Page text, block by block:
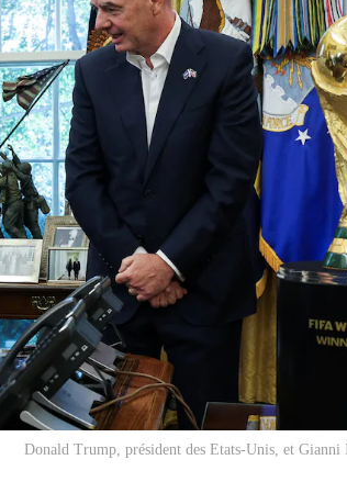
Donald Trump, président des Etats-Unis, et Gianni